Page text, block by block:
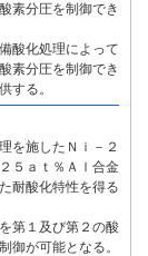
素分圧を制御でき
酸化処理によって
素分圧を制御でき
する。
を施したＮｉ－２
５ａｔ％Ａｌ合金
耐酸化特性を得る
第１及び第２の酸
御が可能となる。